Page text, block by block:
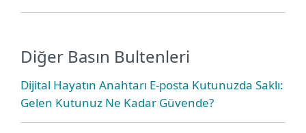
Diğer Basın Bultenleri
Dijital Hayatın Anahtarı E-posta Kutunuzda Saklı:
Gelen Kutunuz Ne Kadar Güvende?